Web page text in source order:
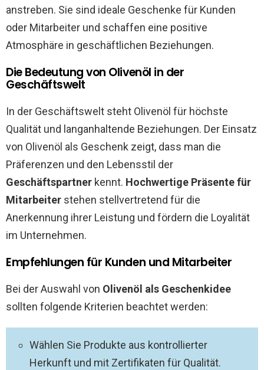
anstreben. Sie sind ideale Geschenke für Kunden
oder Mitarbeiter und schaffen eine positive
Atmosphäre in geschäftlichen Beziehungen.
Die Bedeutung von Olivenöl in der
Geschäftswelt
In der Geschäftswelt steht Olivenöl für höchste
Qualität und langanhaltende Beziehungen. Der Einsatz
von Olivenöl als Geschenk zeigt, dass man die
Präferenzen und den Lebensstil der
Geschäftspartner kennt. Hochwertige Präsente für
Mitarbeiter stehen stellvertretend für die
Anerkennung ihrer Leistung und fördern die Loyalität
im Unternehmen.
Empfehlungen für Kunden und Mitarbeiter
Bei der Auswahl von Olivenöl als Geschenkidee
sollten folgende Kriterien beachtet werden:
Wählen Sie Produkte aus kontrollierter
Herkunft und mit Zertifikaten für Qualität.